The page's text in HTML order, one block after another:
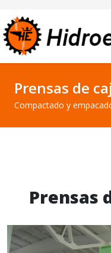
Prensas de
Compactado y
Prensas